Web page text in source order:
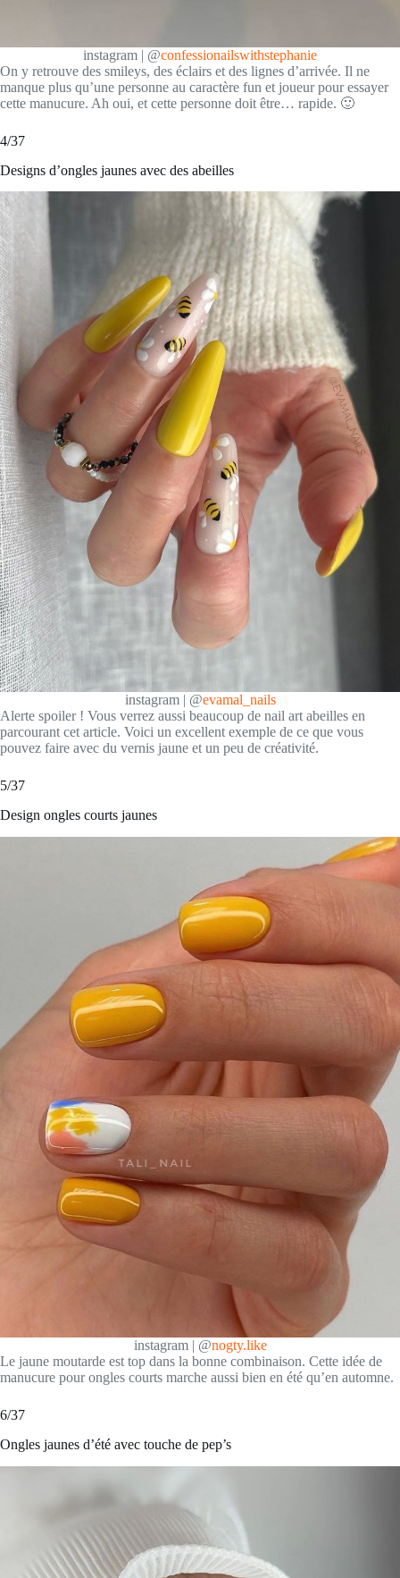
instagram | @confessionailswithstephanie
On y retrouve des smileys, des éclairs et des lignes d’arrivée. Il ne
manque plus qu’une personne au caractère fun et joueur pour essayer
cette manucure. Ah oui, et cette personne doit être… rapide. 🙂
4/37
Designs d’ongles jaunes avec des abeilles
instagram | @evamal_nails
Alerte spoiler ! Vous verrez aussi beaucoup de nail art abeilles en
parcourant cet article. Voici un excellent exemple de ce que vous
pouvez faire avec du vernis jaune et un peu de créativité.
5/37
Design ongles courts jaunes
instagram | @nogty.like
Le jaune moutarde est top dans la bonne combinaison. Cette idée de
manucure pour ongles courts marche aussi bien en été qu’en automne.
6/37
Ongles jaunes d’été avec touche de pep’s